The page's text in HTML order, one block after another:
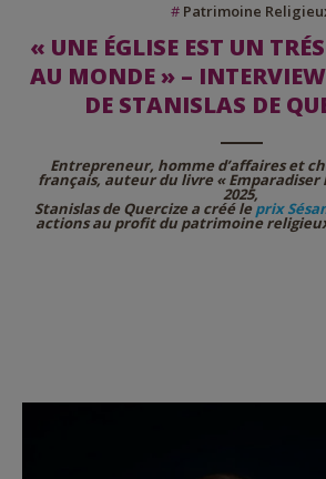
# Patrimoine
« UNE ÉGLISE EST UN
AU MONDE » –
DE STANISLAS DE
Entrepreneur, homme d’affaires et
français, auteur du livre « Emparadiser
2025,
Stanislas de Quercize a créé leprix
actions au profit du patrimoine